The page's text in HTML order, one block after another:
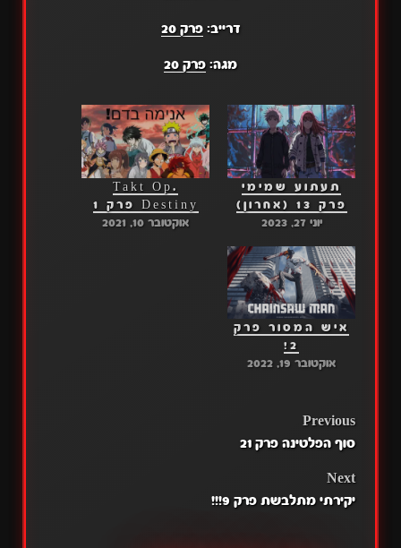
דרייב:פרק 20
מגה: פרק 20
תעתוע שמימי
פרק 13 (אחרון)
יוני 27, 2023
Takt Op.
Destiny פרק 1
אוקטובר 10, 2021
איש המסור פרק
2!
אוקטובר 19, 2022
POST
Previous
סוף הפלטינה פרק 21
Next
יקירתי מתלבשת פרק 9!!!